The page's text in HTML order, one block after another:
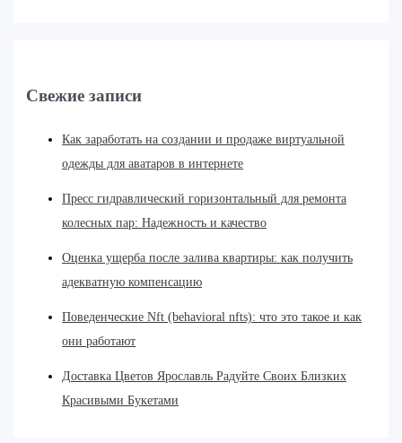
Свежие записи
Как заработать на создании и продаже виртуальной
одежды для аватаров в интернете
Пресс гидравлический горизонтальный для ремонта
колесных пар: Надежность и качество
Оценка ущерба после залива квартиры: как получить
адекватную компенсацию
Поведенческие Nft (behavioral nfts): что это такое и как
они работают
Доставка Цветов Ярославль Радуйте Своих Близких
Красивыми Букетами